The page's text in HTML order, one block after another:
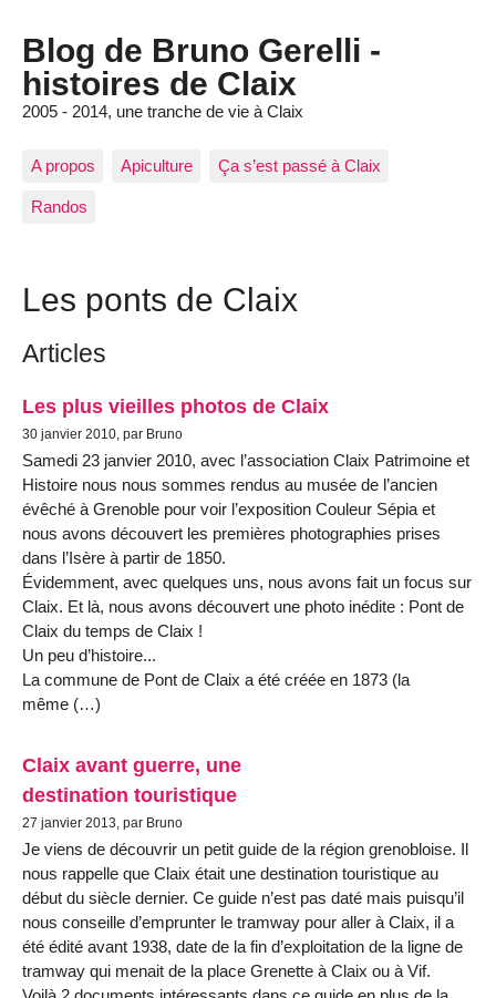
Blog de Bruno Gerelli -
histoires de Claix
2005 - 2014, une tranche de vie à Claix
A propos Apiculture Ça s’est passé à Claix
Randos
Les ponts de Claix
Articles
Les plus vieilles photos de Claix
30 janvier 2010, par Bruno
Samedi 23 janvier 2010, avec l’association Claix Patrimoine et
Histoire nous nous sommes rendus au musée de l’ancien
évêché à Grenoble pour voir l’exposition Couleur Sépia et
nous avons découvert les premières photographies prises
dans l’Isère à partir de 1850.
Évidemment, avec quelques uns, nous avons fait un focus sur
Claix. Et là, nous avons découvert une photo inédite : Pont de
Claix du temps de Claix !
Un peu d’histoire...
La commune de Pont de Claix a été créée en 1873 (la
même (…)
Claix avant guerre, une
destination touristique
27 janvier 2013, par Bruno
Je viens de découvrir un petit guide de la région grenobloise. Il
nous rappelle que Claix était une destination touristique au
début du siècle dernier. Ce guide n’est pas daté mais puisqu’il
nous conseille d’emprunter le tramway pour aller à Claix, il a
été édité avant 1938, date de la fin d’exploitation de la ligne de
tramway qui menait de la place Grenette à Claix ou à Vif.